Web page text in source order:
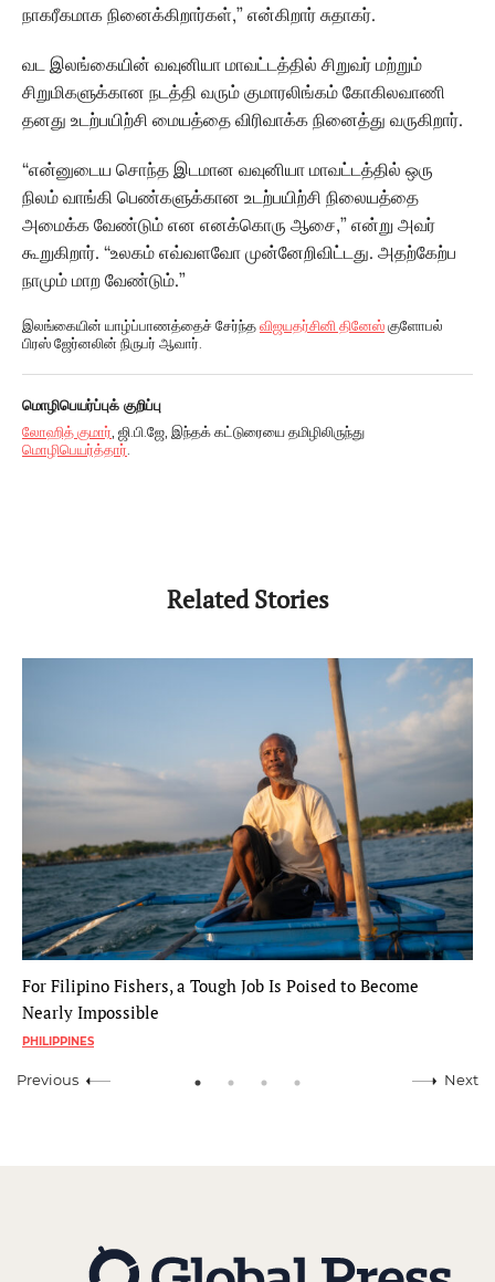
நாகரீகமாக நினைக்கிறார்கள்,” என்கிறார் சுதாகர்.
வட இலங்கையின் வவுனியா மாவட்டத்தில் சிறுவர் மற்றும்
சிறுமிகளுக்கான நடத்தி வரும் குமாரலிங்கம் கோகிலவாணி
தனது உடற்பயிற்சி மையத்தை விரிவாக்க நினைத்து வருகிறார்.
“என்னுடைய சொந்த இடமான வவுனியா மாவட்டத்தில் ஒரு
நிலம் வாங்கி பெண்களுக்கான உடற்பயிற்சி நிலையத்தை
அமைக்க வேண்டும் என எனக்கொரு ஆசை,” என்று அவர்
கூறுகிறார். “உலகம் எவ்வளவோ முன்னேறிவிட்டது. அதற்கேற்ப
நாமும் மாற வேண்டும்.”
இலங்கையின் யாழ்ப்பாணத்தைச் சேர்ந்தவிஜயதர்சினி தினேஸ்குளோபல்
பிரஸ் ஜேர்னலின் நிருபர் ஆவார்.
மொழிபெயர்ப்புக் குறிப்பு
லோஹித் குமார், ஜி.பி.ஜே, இந்தக் கட்டுரையை தமிழிலிருந்து
மொழிபெயர்த்தார்.
Related Stories
For Filipino Fishers, a Tough Job Is Poised to Become
Nearly Impossible
PHILIPPINES
Previous Next